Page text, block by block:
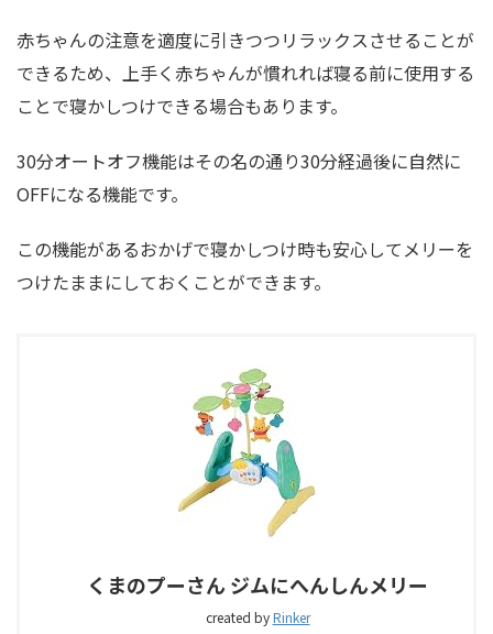
赤ちゃんの注意を適度に引きつつリラックスさせることが
できるため、上手く赤ちゃんが慣れれば寝る前に使用する
ことで寝かしつけできる場合もあります。
30分オートオフ機能はその名の通り30分経過後に自然に
OFFになる機能です。
この機能があるおかげで寝かしつけ時も安心してメリーを
つけたままにしておくことができます。
くまのプーさん ジムにへんしんメリー
created byRinker